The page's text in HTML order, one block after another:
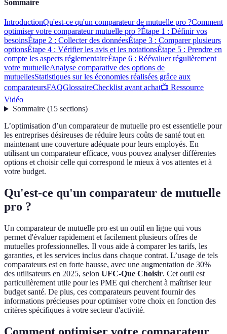
Sommaire
IntroductionQu'est-ce qu'un comparateur de mutuelle pro ?Comment
optimiser votre comparateur mutuelle pro ?Étape 1 : Définir vos
besoinsÉtape 2 : Collecter des donnéesÉtape 3 : Comparer plusieurs
optionsÉtape 4 : Vérifier les avis et les notationsÉtape 5 : Prendre en
compte les aspects réglementaireÉtape 6 : Réévaluer régulièrement
votre mutuelleAnalyse comparative des options de
mutuellesStatistiques sur les économies réalisées grâce aux
comparateursFAQGlossaireChecklist avant achat📺 Ressource
Vidéo
Sommaire(15 sections)
L’optimisation d’un comparateur de mutuelle pro est essentielle pour
les entreprises désireuses de réduire leurs coûts de santé tout en
maintenant une couverture adéquate pour leurs employés. En
utilisant un comparateur efficace, vous pouvez analyser différentes
options et choisir celle qui correspond le mieux à vos attentes et à
votre budget.
Qu'est-ce qu'un comparateur de mutuelle
pro ?
Un comparateur de mutuelle pro est un outil en ligne qui vous
permet d'évaluer rapidement et facilement plusieurs offres de
mutuelles professionnelles. Il vous aide à comparer les tarifs, les
garanties, et les services inclus dans chaque contrat. L’usage de tels
comparateurs est en forte hausse, avec une augmentation de 30%
des utilisateurs en 2025, selon UFC-Que Choisir. Cet outil est
particulièrement utile pour les PME qui cherchent à maîtriser leur
budget santé. De plus, ces comparateurs peuvent fournir des
informations précieuses pour optimiser votre choix en fonction des
critères spécifiques à votre secteur d'activité.